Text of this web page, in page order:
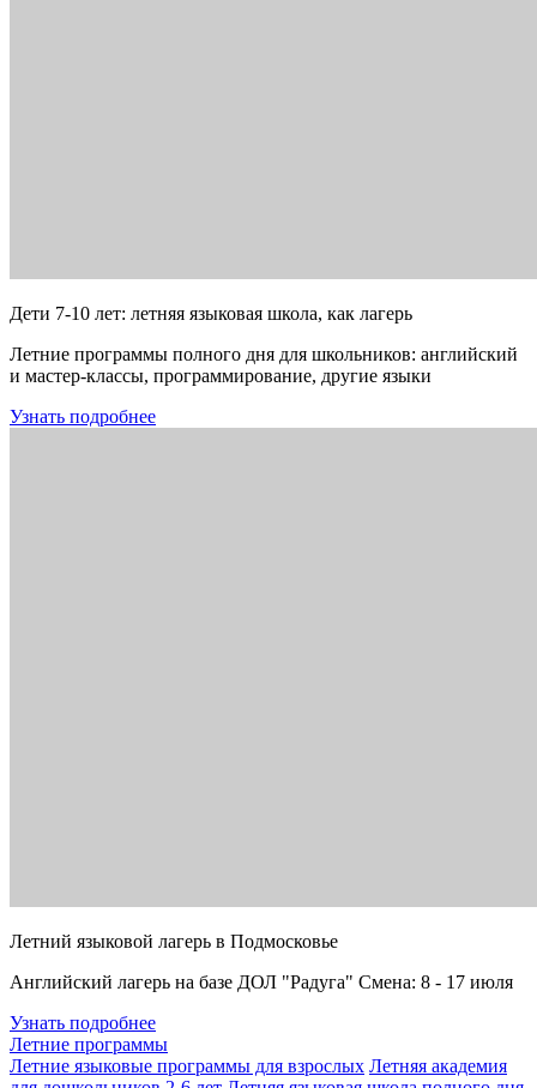
Дети 7-10 лет: летняя языковая школа, как лагерь
Летние программы полного дня для школьников: английский
и мастер-классы, программирование, другие языки
Узнать подробнее
Летний языковой лагерь в Подмосковье
Английский лагерь на базе ДОЛ "Радуга" Смена: 8 - 17 июля
Узнать подробнее
Летние программы
Летние языковые программы для взрослых Летняя академия